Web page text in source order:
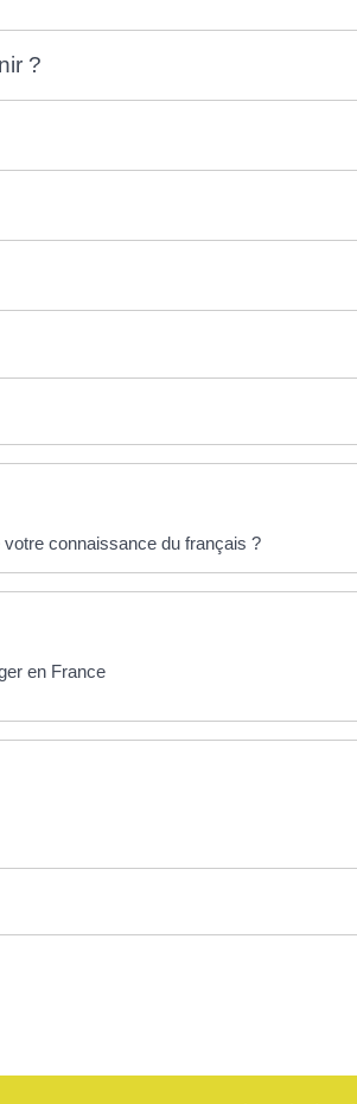
?
connaissance du français ?
en France